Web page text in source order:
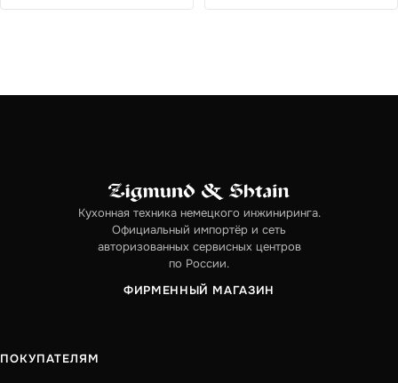
Кухонная техника немецкого инжиниринга.
Официальный импортёр и сеть
авторизованных сервисных центров
по России.
ФИРМЕННЫЙ МАГАЗИН
ПОКУПАТЕЛЯМ